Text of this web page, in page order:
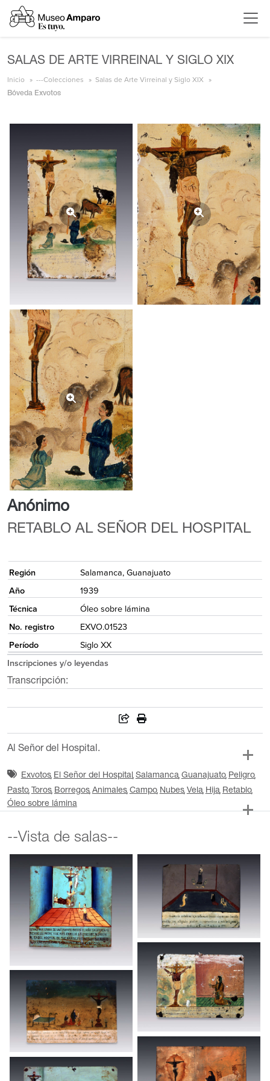
SALAS DE ARTE VIRREINAL Y SIGLO XIX
Inicio ---Colecciones Salas de Arte Virreinal y Siglo XIX
Bóveda Exvotos
Anónimo
RETABLO AL SEÑOR DEL HOSPITAL
Región
Salamanca, Guanajuato
Año
1939
Técnica
Óleo sobre lámina
No. registro
EXVO.01523
Período
Siglo XX
Inscripciones y/o leyendas
Transcripción:
Al Señor del Hospital.
Exvotos El Señor del Hospital Salamanca Guanajuato Peligro
Pasto Toros Borregos Animales Campo Nubes Vela Hija Retablo
Óleo sobre lámina
--Vista de salas--